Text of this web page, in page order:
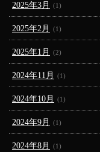
2025年3月 (1)
2025年2月 (1)
2025年1月 (2)
2024年11月 (1)
2024年10月 (1)
2024年9月 (1)
2024年8月 (1)